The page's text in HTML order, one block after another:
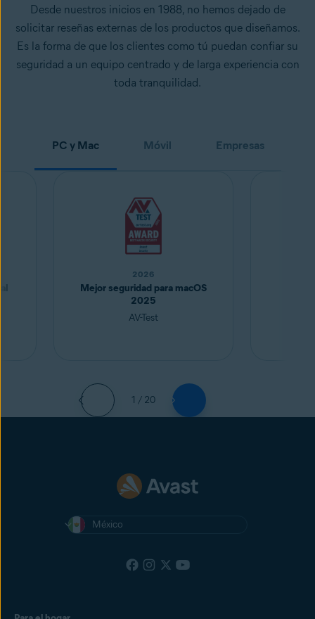
Desde nuestros inicios en 1988, no hemos dejado de
solicitar reseñas externas de los productos que diseñamos.
Es la forma de que los clientes como tú puedan confiar su
seguridad a un equipo centrado y de larga experiencia con
toda tranquilidad.
PC y Mac Móvil Empresas
2026
Mejor seguridad para macOS
2025
AV-Test
1 / 20
México